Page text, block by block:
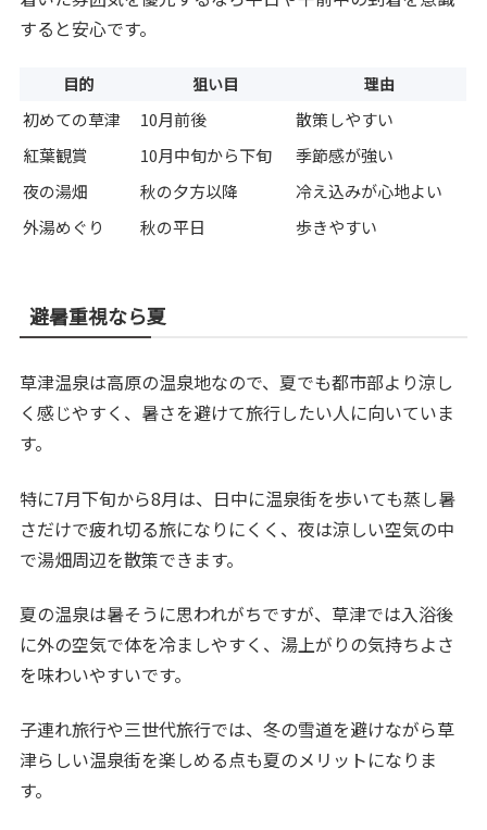
すると安心です。
目的 狙い目 理由
初めての草津 10月前後
散策しやすい
紅葉観賞
10月中旬から下旬
季節感が強い
夜の湯畑
秋の夕方以降
冷え込みが心地よい
外湯めぐり
秋の平日 歩きやすい
避暑重視なら夏
草津温泉は高原の温泉地なので、夏でも都市部より涼し
く感じやすく、暑さを避けて旅行したい人に向いていま
す。
特に7月下旬から8月は、日中に温泉街を歩いても蒸し暑
さだけで疲れ切る旅になりにくく、夜は涼しい空気の中
で湯畑周辺を散策できます。
夏の温泉は暑そうに思われがちですが、草津では入浴後
に外の空気で体を冷ましやすく、湯上がりの気持ちよさ
を味わいやすいです。
子連れ旅行や三世代旅行では、冬の雪道を避けながら草
津らしい温泉街を楽しめる点も夏のメリットになりま
す。